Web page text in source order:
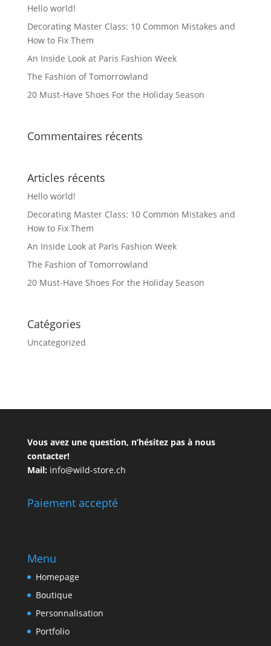
Hello world!
Decorating Master Class: 10 Common Mistakes and
How to Fix Them
An Inside Look at Paris Fashion Week
The Fashion of Tomorrowland
20 Must-Have Shoes For the Holiday Season
Commentaires récents
Articles récents
Hello world!
Decorating Master Class: 10 Common Mistakes and
How to Fix Them
An Inside Look at Paris Fashion Week
The Fashion of Tomorrowland
20 Must-Have Shoes For the Holiday Season
Catégories
Uncategorized
Vous avez une question, n’hésitez pas à nous
contacter!
Mail:info@wild-store.ch
Paiement accepté
Menu
Homepage
Boutique
Personnalisation
Portfolio